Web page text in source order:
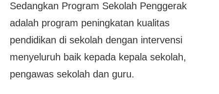
Sedangkan Program Sekolah Penggerak
adalah program peningkatan kualitas
pendidikan di sekolah dengan intervensi
menyeluruh baik kepada kepala sekolah,
pengawas sekolah dan guru.